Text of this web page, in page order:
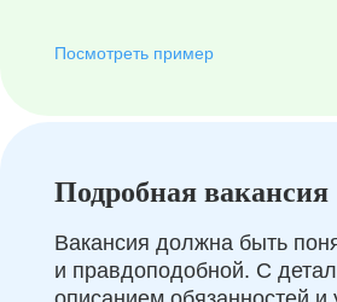
Посмотреть пример
Подробная вакансия
Вакансия должна быть
и правдоподобной. С